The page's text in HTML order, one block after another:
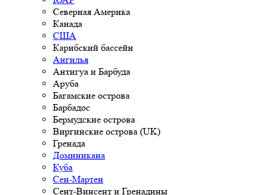
Северная Америка
Канада
США
Карибский бассейн
Ангилья
Антигуа и Барбуда
Аруба
Багамские острова
Барбадос
Бермудские острова
Виргинские острова (UK)
Гренада
Доминикана
Куба
Сен-Мартен
Сент-Винсент и Гренадины